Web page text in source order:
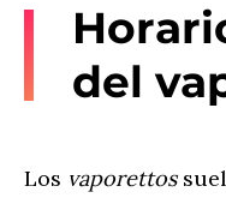
del
Los vaporettos